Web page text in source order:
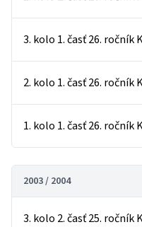
3. kolo 1. časť 26. ročník
2. kolo 1. časť 26. ročník
1. kolo 1. časť 26. ročník
2003 / 2004
3. kolo 2. časť 25. ročník